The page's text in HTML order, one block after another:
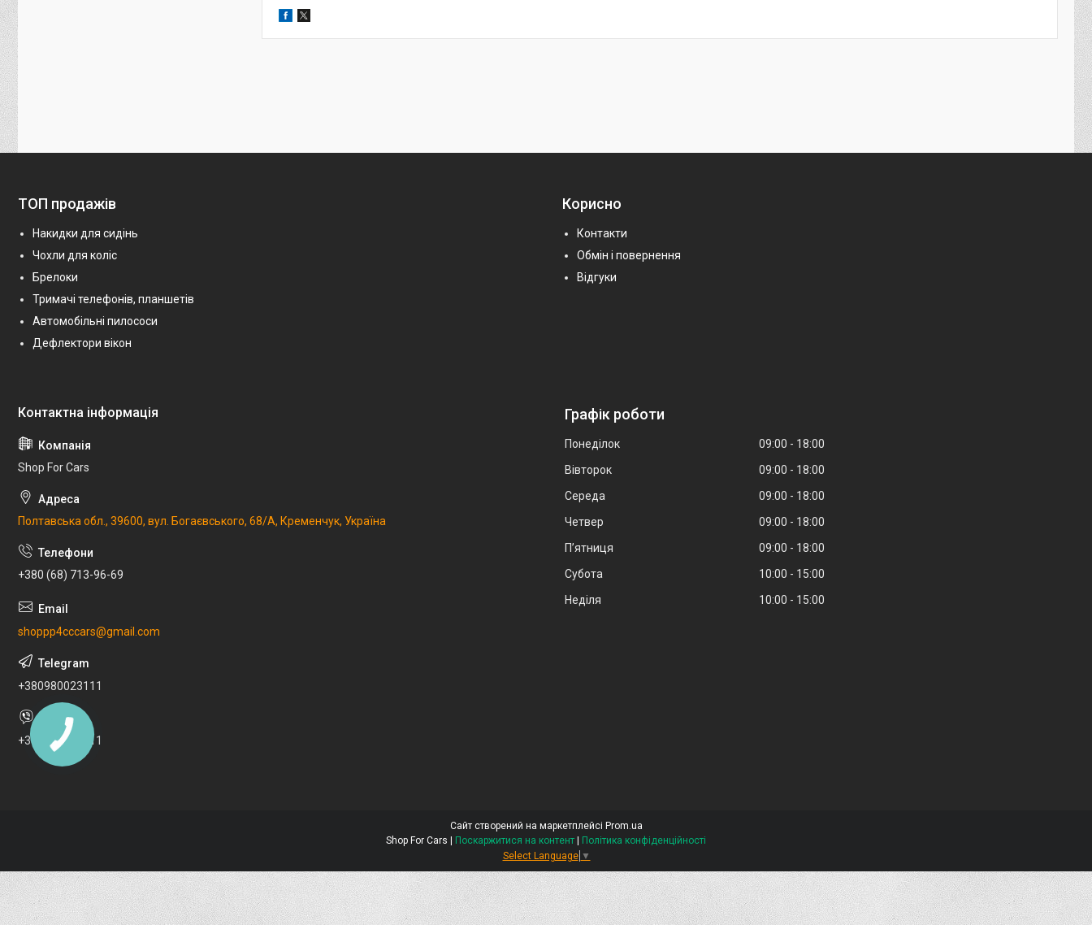
ТОП продажів
Накидки для сидінь
Чохли для коліс
Брелоки
Тримачі телефонів, планшетів
Автомобільні пилососи
Дефлектори вікон
Корисно
Контакти
Обмін і повернення
Відгуки
Shop For Cars
Полтавська обл., 39600, вул. Богаєвського, 68/А, Кременчук, Україна
+380 (68) 713-96-69
shoppp4cccars@gmail.com
+380980023111
+380980023111
Графік роботи
Понеділок 09:00
18:00
Вівторок
09:00
18:00
Середа
09:00
18:00
Четвер
09:00
18:00
Пʼятниця
09:00
18:00
Субота
10:00
15:00
Неділя
10:00 15:00
Сайт створений на маркетплейсі Prom.ua
Поскаржитися на контент
Політика конфіденційності
Select Language ▼